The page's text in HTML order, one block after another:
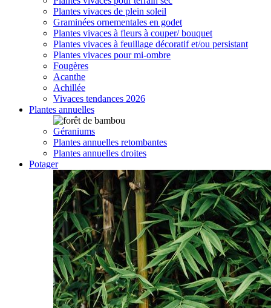
Plantes vivaces de plein soleil
Graminées ornementales en godet
Plantes vivaces à fleurs à couper/ bouquet
Plantes vivaces à feuillage décoratif et/ou persistant
Plantes vivaces pour mi-ombre
Fougères
Acanthe
Achillée
Vivaces tendances 2026
Plantes annuelles
Géraniums
Plantes annuelles retombantes
Plantes annuelles droites
Potager